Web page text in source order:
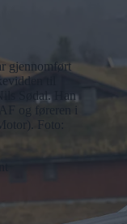
gjennomført
til
Sødal. Han
og føreren i
Foto: